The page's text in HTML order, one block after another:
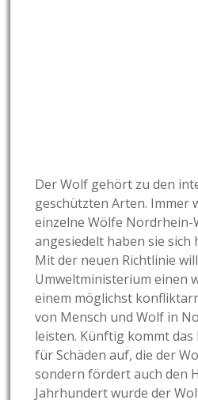
Der Wolf gehört zu den
geschützten Arten. Immer
einzelne Wölfe Nordrhein-
angesiedelt haben sie sich
Mit der neuen Richtlinie
Umweltministerium einen
einem möglichst
von Mensch und Wolf in
leisten. Künftig kommt
für Schäden auf, die der
sondern fördert auch den
Jahrhundert wurde der